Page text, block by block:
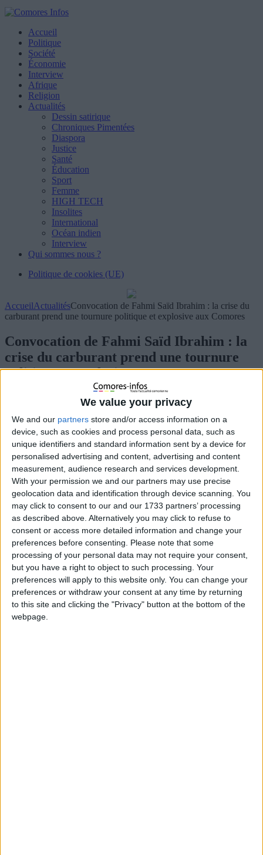
We value your privacy
We and our partners store and/or access information on a
device, such as cookies and process personal data, such as
unique identifiers and standard information sent by a device for
personalised advertising and content, advertising and content
measurement, audience research and services development.
With your permission we and our partners may use precise
geolocation data and identification through device scanning. You
may click to consent to our and our 1733 partners’ processing
as described above. Alternatively you may click to refuse to
consent or access more detailed information and change your
preferences before consenting. Please note that some
processing of your personal data may not require your consent,
but you have a right to object to such processing. Your
preferences will apply to this website only. You can change your
preferences or withdraw your consent at any time by returning
to this site and clicking the "Privacy" button at the bottom of the
webpage.
Accueil
Politique
Société
Économie
Interview
Afrique
Religion
Actualités
Dessin satirique
Chroniques Pimentées
Diaspora
Justice
Santé
Éducation
Sport
Femme
HIGH TECH
Insolites
International
Océan indien
Interview
Qui sommes nous ?
Politique de cookies (UE)
AccueilActualitésConvocation de Fahmi Saïd Ibrahim : la crise du
carburant prend une tournure politique et explosive aux Comores
Convocation de Fahmi Saïd Ibrahim : la
crise du carburant prend une tournure
politique et explosive aux Comores
La Rédaction Actualités 0